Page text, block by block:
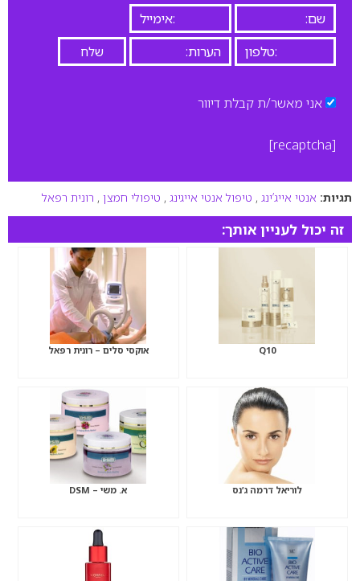
אני מאשר/ת קבלת דיוור
[recaptcha]
תגיות: אנטי אייג’ינג , טיפול אנטי אייגינג , טיפולי חמצן , רונית רפאל
זה יכול לעניין אותך:
Q10 אוקסי סלים – רונית רפאל
לוריאל דרמה ג’נס א. משי – DSM